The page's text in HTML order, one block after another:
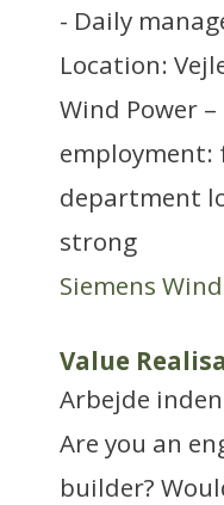
- Daily
Location:
Wind Power
employment:
department
strong
Siemens
Value
Arbejde
Are you an
builder?